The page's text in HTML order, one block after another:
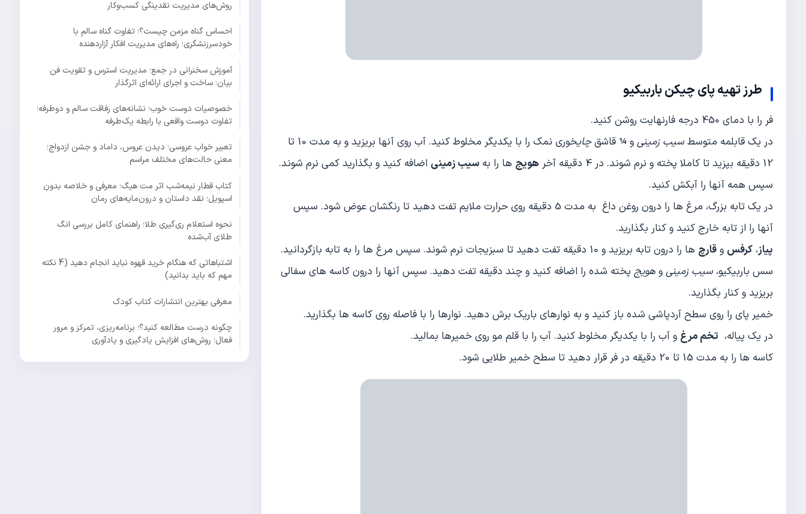
طرز تهیهپای چیکن باربیکیو
فر را با دمای 450 درجه فارنهایت روشن کنید.
در یک قابلمه متوسطسیب زمینیو ¼ قاشقچای
خوری نمک را با یکدیگر مخلوط کنید. آب روی آنها بریزید و به مدت 10 تا
12 دقیقه بپزید تا کاملا پخته و نرم شوند. در 4 دقیقه آخر
هویج ها را بهسیب زمینی اضافه کنید و بگذارید کمی نرم شوند.
سپس همه آنها را آبکش کنید.
در یک تابه بزرگ، مرغ ها را درون روغن داغ به مدت 5 دقیقه روی حرارت ملایم تفت دهید تا رنگشان عوض شود. سپس
آنها را از تابه خارج کنید و کنار بگذارید.
پیاز،کرفس وقارچ
ها را درون تابه بریزید و 10 دقیقه تفت دهید تا سبزیجات نرم شوند. سپس مرغ ها را به تابه بازگردانید.
سس باربیکیو،سیب زمینیوهویج پخته شده را اضافه کنید و چند دقیقه تفت دهید. سپس آنها را درون کاسه های سفالی
بریزید و کنار بگذارید.
خمیر پای را روی سطح آردپاشی شده باز کنید و به نوارهای باریک برش دهید. نوارها را با فاصله روی کاسه ها بگذارید.
در یک پیاله، تخم مرغ و آب را با یکدیگر مخلوط کنید. آب را با قلم مو روی خمیرها بمالید.
کاسه ها را به مدت 15 تا 20 دقیقه در فر قرار دهید تا سطح خمیر طلایی شود.
روش‌های مدیریت نقدینگی کسب‌وکار
احساس گناه مزمن چیست؟؛ تفاوت گناه سالم با
خودسرزنشگری؛ راه‌های مدیریت افکار آزاردهنده
آموزش سخنرانی در جمع؛ مدیریت استرس و تقویت فن
بیان؛ ساخت و اجرای ارائه‌ای اثرگذار
خصوصیات دوست خوب؛ نشانه‌های رفاقت سالم و دوطرفه؛
تفاوت دوست واقعی با رابطه یک‌طرفه
تعبیر خواب عروسی؛ دیدن عروس، داماد و جشن ازدواج؛
معنی حالت‌های مختلف مراسم
کتاب قطار نیمه‌شب اثر مت هیگ؛ معرفی و خلاصه بدون
اسپویل؛ نقد داستان و درون‌مایه‌های رمان
نحوه استعلام ری‌گیری طلا؛ راهنمای کامل بررسی انگ
طلای آب‌شده
اشتباهاتی که هنگام خرید قهوه نباید انجام دهید (4 نکته
مهم که باید بدانید)
معرفی بهترین انتشارات کتاب کودک
چگونه درست مطالعه کنید؟؛ برنامه‌ریزی، تمرکز و مرور
فعال؛ روش‌های افزایش یادگیری و یادآوری